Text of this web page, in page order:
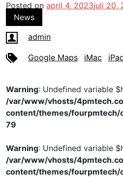
Posted on april 4, 2023juli 20,
News
admin
Google Maps iMac
Warning: Undefined variable
/var/www/vhosts/
content/themes/fourpmtech/
79
Warning: Undefined variable
/var/www/vhosts/
content/themes/fourpmtech/